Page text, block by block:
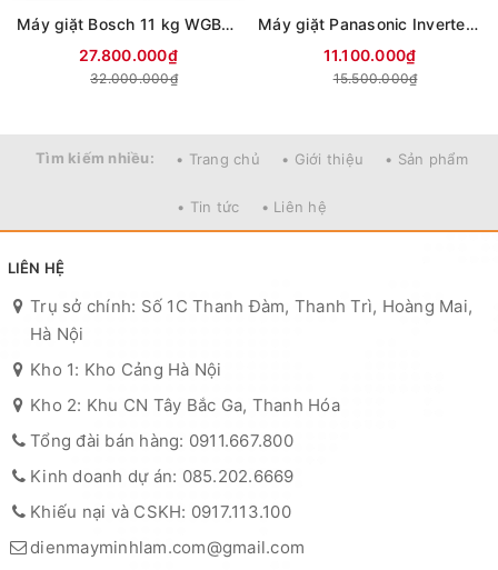
Máy giặt Bosch 11 kg WGB266A90
27.800.000₫
32.000.000₫
Máy giặt Panasonic Inverter 12 kg NA-24VDG1BVT (Mới 2026)
11.100.000₫
15.500.000₫
Tìm kiếm nhiều: • Trang chủ • Giới thiệu • Sản phẩm
• Tin tức • Liên hệ
LIÊN HỆ
Trụ sở chính: Số 1C Thanh Đàm, Thanh Trì, Hoàng Mai,
Hà Nội
Kho 1: Kho Cảng Hà Nội
Kho 2: Khu CN Tây Bắc Ga, Thanh Hóa
Tổng đài bán hàng: 0911.667.800
Kinh doanh dự án: 085.202.6669
Khiếu nại và CSKH: 0917.113.100
dienmayminhlam.com@gmail.com